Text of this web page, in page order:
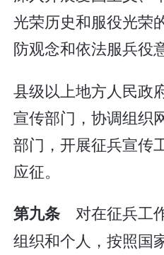
光荣历史和服役光荣
防观念和依法服兵役
县级以上地方人民政
宣传部门，协调组织
部门，开展征兵宣传
应征。
第九条 对在征兵工
组织和个人，按照国